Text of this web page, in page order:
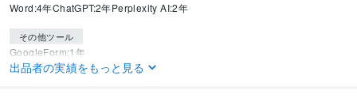
Word:4年ChatGPT:2年Perplexity AI:2年
その他ツール
GoogleForm:1年
出品者の実績をもっと見る